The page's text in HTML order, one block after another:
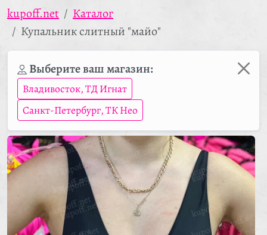
kupoff.net
Каталог
Купальник слитный "майо"
Выберите ваш магазин:
Владивосток, ТД Игнат
Санкт-Петербург, ТК Нео